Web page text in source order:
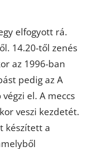
elfogyott rá.
14.20-től zenés
az 1996-ban
pedig az A
el. A meccs
veszi kezdetét.
készített a